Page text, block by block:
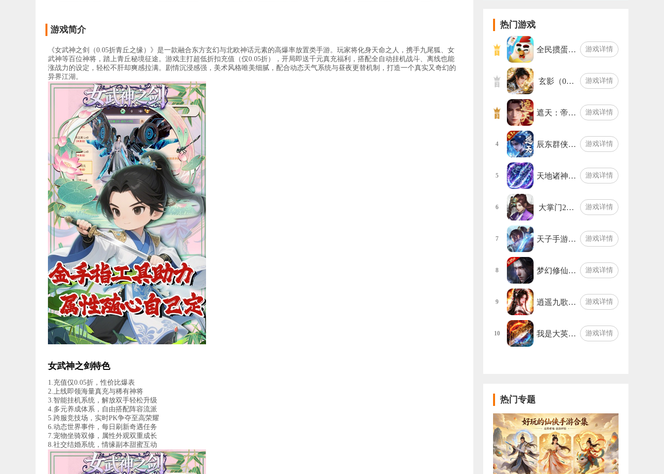
游戏简介
《女武神之剑（0.05折青丘之缘）》是一款融合东方玄幻与北欧神话元素的高爆率放置类手游。玩家将化身天命之人，携手九尾狐、女
武神等百位神将，踏上青丘秘境征途。游戏主打超低折扣充值（仅0.05折），开局即送千元真充福利，搭配全自动挂机战斗、离线也能
涨战力的设定，轻松不肝却爽感拉满。剧情沉浸感强，美术风格唯美细腻，配合动态天气系统与昼夜更替机制，打造一个真实又奇幻的
异界江湖。
女武神之剑特色
1.充值仅0.05折，性价比爆表
2.上线即领海量真充与稀有神将
3.智能挂机系统，解放双手轻松升级
4.多元养成体系，自由搭配阵容流派
5.跨服竞技场，实时PK争夺至高荣耀
6.动态世界事件，每日刷新奇遇任务
7.宠物坐骑双修，属性外观双重成长
8.社交结婚系统，情缘副本甜蜜互动
热门游戏
全民掼蛋… 游戏详情
玄影（0… 游戏详情
遮天：帝… 游戏详情
4 辰东群侠… 游戏详情
5 天地诸神… 游戏详情
6 大掌门2… 游戏详情
7 天子手游… 游戏详情
8 梦幻修仙… 游戏详情
9 逍遥九歌… 游戏详情
10 我是大英… 游戏详情
热门专题